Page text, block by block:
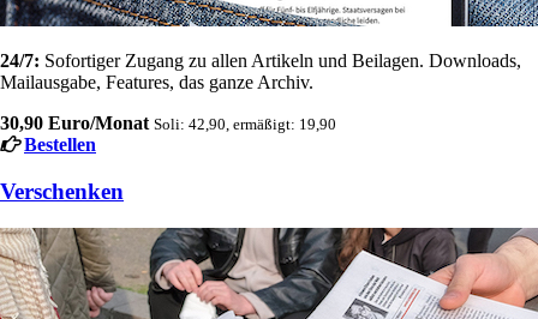
24/7: Sofortiger Zugang zu allen Artikeln und Beilagen. Downloads,
Mailausgabe, Features, das ganze Archiv.
30,90 Euro/Monat Soli: 42,90, ermäßigt: 19,90
Bestellen
Verschenken